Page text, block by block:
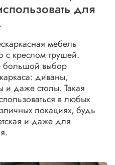
для
мебель
с креслом грушей.
большой выбор
диваны,
и даже столы. Такая
в любых
локациях, будь
и даже для